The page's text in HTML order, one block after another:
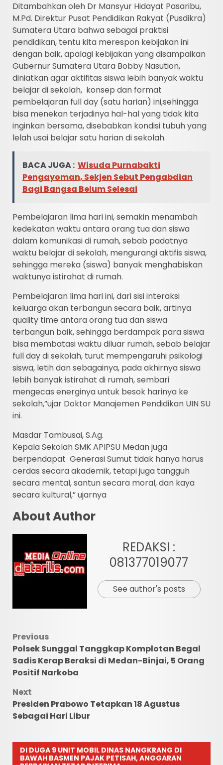
Ditambahkan oleh Dr Mansyur Hidayat Pasaribu,
M.Pd. Direktur Pusat Pendidikan Rakyat (Pusdikra)
Sumatera Utara bahwa sebagai praktisi
pendidikan, tentu kita merespon kebijakan ini
dengan baik, apalagi kebijakan yang disampaikan
Gubernur Sumatera Utara Bobby Nasution,
diniatkan agar aktifitas siswa lebih banyak waktu
belajar di sekolah, konsep dan format
pembelajaran full day (satu harian) ini,sehingga
bisa menekan terjadinya hal-hal yang tidak kita
inginkan bersama, disebabkan kondisi tubuh yang
lelah usai belajar satu harian di sekolah.
BACA JUGA : Wisuda Purnabakti
Pengayoman, Sekjen Sebut Pengabdian
Bagi Bangsa Belum Selesai
Pembelajaran lima hari ini, semakin menambah
kedekatan waktu antara orang tua dan siswa
dalam komunikasi di rumah, sebab padatnya
waktu belajar di sekolah, mengurangi aktifis siswa,
sehingga mereka (siswa) banyak menghabiskan
waktunya istirahat di rumah.
Pembelajaran lima hari ini, dari sisi interaksi
keluarga akan terbangun secara baik, artinya
quality time antara orang tua dan siswa
terbangun baik, sehingga berdampak para siswa
bisa membatasi waktu diluar rumah, sebab belajar
full day di sekolah, turut mempengaruhi psikologi
siswa, letih dan sebagainya, pada akhirnya siswa
lebih banyak istirahat di rumah, sembari
mengecas energinya untuk besok harinya ke
sekolah,”ujar Doktor Manajemen Pendidikan UIN SU
ini.
Masdar Tambusai, S.Ag.
Kepala Sekolah SMK APIPSU Medan juga
berpendapat Generasi Sumut tidak hanya harus
cerdas secara akademik, tetapi juga tangguh
secara mental, santun secara moral, dan kaya
secara kultural,” ujarnya
About Author
REDAKSI :
081377019077
See author's posts
Post
navigation
Previous
Polsek Sunggal Tanggkap Komplotan Begal
Sadis Kerap Beraksi di Medan-Binjai, 5 Orang
Positif Narkoba
Next
Presiden Prabowo Tetapkan 18 Agustus
Sebagai Hari Libur
DI DUGA 9 UNIT MOBIL DINAS NANGKRANG DI
BAWAH BASMEN PAJAK PETISAH, ANGGARAN